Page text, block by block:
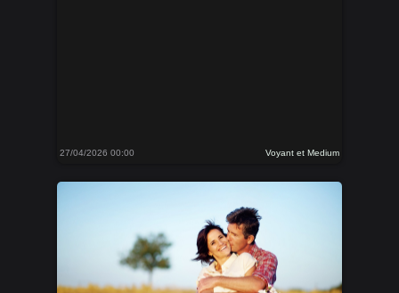
27/04/2026 00:00 Voyant et Medium